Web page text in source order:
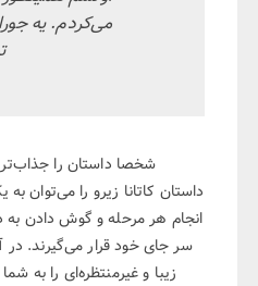
می‌کردم. یه
شخصا داستان را
داستان کاتانا زیرو را می‌توان
انجام هر مرحله و گوش دادن
سر جای خود قرار می‌گیرند. در
زیبا و غیرمنتظره‌ای را به